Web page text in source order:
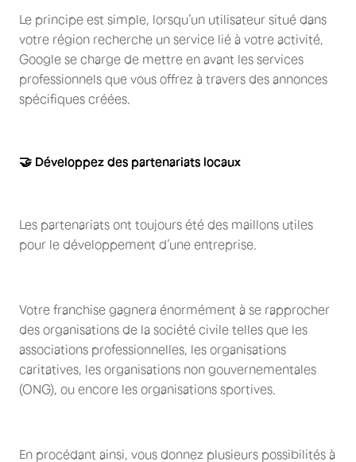
Le principe est simple, lorsqu’un utilisateur situé dans
votre région recherche un service lié à votre activité,
Google se charge de mettre en avant les services
professionnels que vous offrez à travers des annonces
spécifiques créées.
🤝 Développez des partenariats locaux
Les partenariats ont toujours été des maillons utiles
pour le développement d’une entreprise.
Votre franchise gagnera énormément à se rapprocher
des organisations de la société civile telles que les
associations professionnelles, les organisations
caritatives, les organisations non gouvernementales
(ONG), ou encore les organisations sportives.
En procédant ainsi, vous donnez plusieurs possibilités à